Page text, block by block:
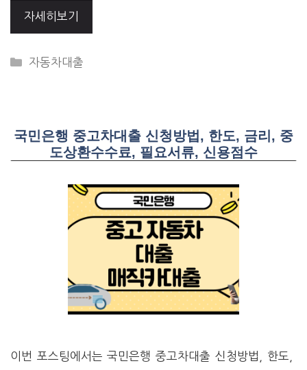
자세히보기
CATEGORIES
자동차대출
국민은행 중고차대출 신청방법, 한도, 금리, 중
도상환수수료, 필요서류, 신용점수
이번 포스팅에서는 국민은행 중고차대출 신청방법, 한도,